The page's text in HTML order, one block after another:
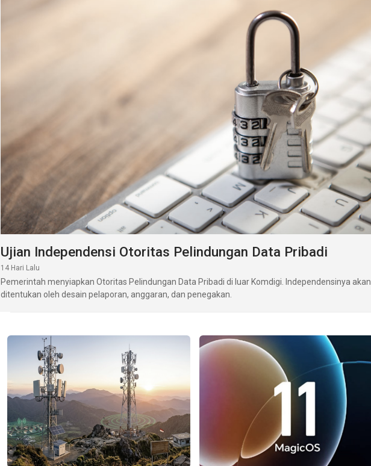
Ujian Independensi Otoritas Pelindungan Data Pribadi
14 Hari Lalu
Pemerintah menyiapkan Otoritas Pelindungan Data Pribadi di luar Komdigi. Independensinya akan
ditentukan oleh desain pelaporan, anggaran, dan penegakan.